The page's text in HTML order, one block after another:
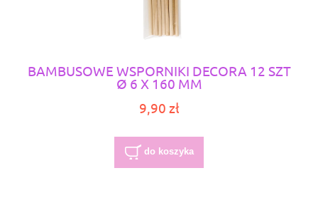
BAMBUSOWE WSPORNIKI DECORA 12 SZT
Ø 6 X 160 MM
9,90 zł
do koszyka